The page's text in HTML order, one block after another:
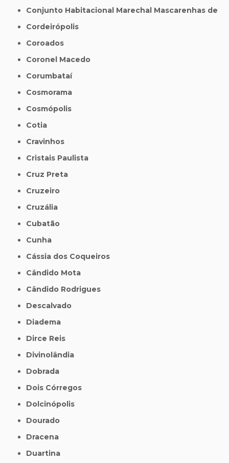
Conjunto Habitacional Marechal Mascarenhas de
Cordeirópolis
Coroados
Coronel Macedo
Corumbataí
Cosmorama
Cosmópolis
Cotia
Cravinhos
Cristais Paulista
Cruz Preta
Cruzeiro
Cruzália
Cubatão
Cunha
Cássia dos Coqueiros
Cândido Mota
Cândido Rodrigues
Descalvado
Diadema
Dirce Reis
Divinolândia
Dobrada
Dois Córregos
Dolcinópolis
Dourado
Dracena
Duartina